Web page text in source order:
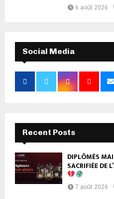
6 août 2026
Social Media
Recent Posts
DIPLÔMÉS
SACRIFIÉE DE
7 août 2026